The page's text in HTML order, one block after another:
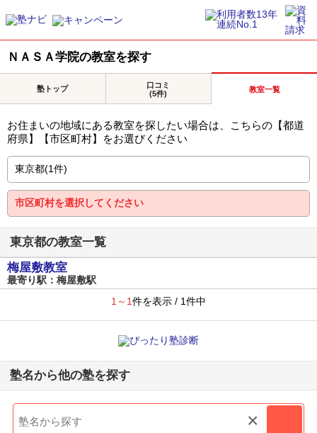
ＮＡＳＡ学院の教室を探す
塾トップ
口コミ
(5件)
教室一覧
お住まいの地域にある教室を探したい場合は、こちらの【都道
府県】【市区町村】をお選びください
東京都の教室一覧
梅屋敷教室
最寄り駅：梅屋敷駅
1～1件を表示 / 1件中
塾名から他の塾を探す
×